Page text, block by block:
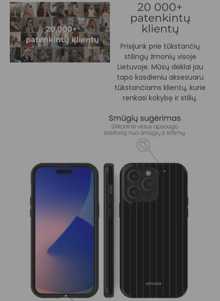
20 000+
patenkintų
klientų
Prisijunk prie tūkstančių
stilingų žmonių visoje
Lietuvoje. Mūsų dėklai jau
tapo kasdieniu aksesuaru
tūkstančiams klientų, kurie
renkasi kokybę ir stilių.